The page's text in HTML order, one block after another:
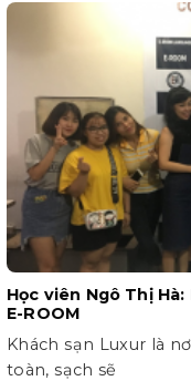
Học viên Ngô Thị
E-ROOM
Khách sạn Luxur là
toàn, sạch sẽ